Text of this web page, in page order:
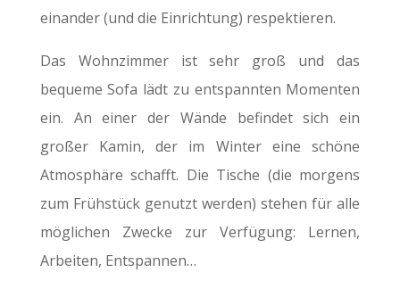
einander (und die Einrichtung) respektieren.
Das Wohnzimmer ist sehr groß und das
bequeme Sofa lädt zu entspannten Momenten
ein. An einer der Wände befindet sich ein
großer Kamin, der im Winter eine schöne
Atmosphäre schafft. Die Tische (die morgens
zum Frühstück genutzt werden) stehen für alle
möglichen Zwecke zur Verfügung: Lernen,
Arbeiten, Entspannen…